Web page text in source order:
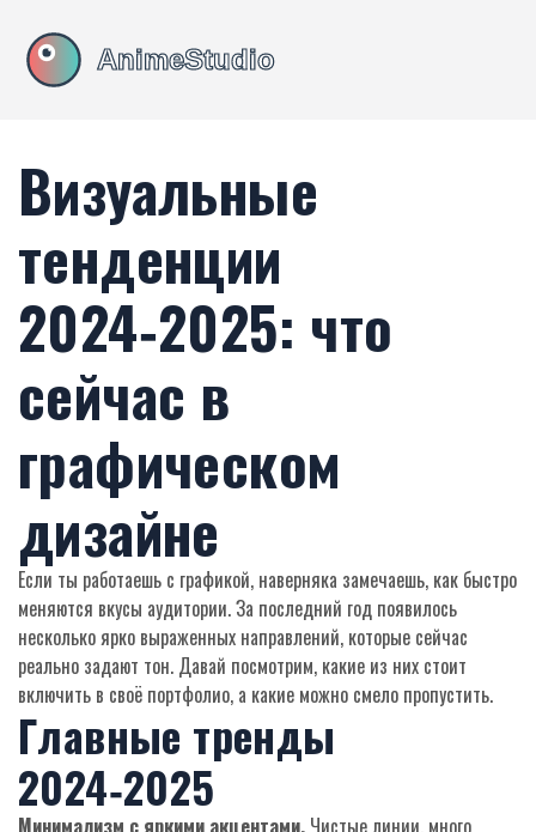
Визуальные
тенденции
2024‑2025: что
сейчас в
графическом
дизайне
Если ты работаешь с графикой, наверняка замечаешь, как быстро
меняются вкусы аудитории. За последний год появилось
несколько ярко выраженных направлений, которые сейчас
реально задают тон. Давай посмотрим, какие из них стоит
включить в своё портфолио, а какие можно смело пропустить.
Главные тренды
2024‑2025
Минимализм с яркими акцентами. Чистые линии, много